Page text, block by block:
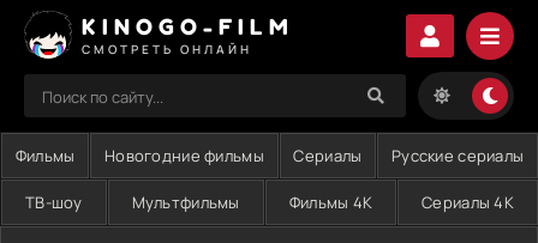
KINOGO-FILM
СМОТРЕТЬ ОНЛАЙН
Фильмы Новогодние фильмы Сериалы Русские сериалы
ТВ-шоу Мультфильмы Фильмы 4K Сериалы 4K